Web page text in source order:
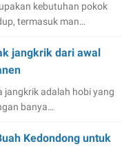
kebutuhan pokok
termasuk man…
jangkrik dari awal
jangkrik adalah hobi yang
banya…
Kedondong untuk